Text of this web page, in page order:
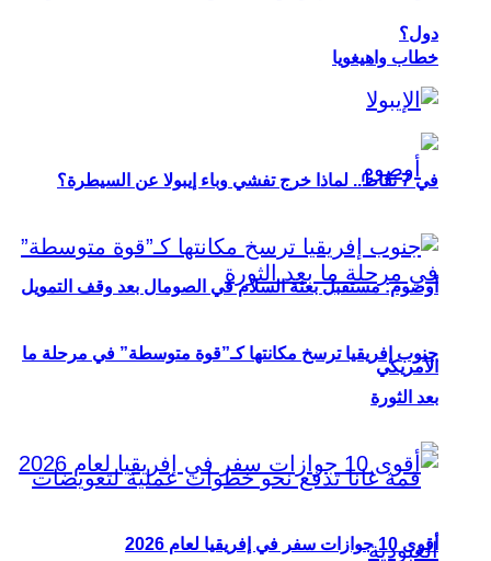
خطاب واهيغويا
أوصوم: مستقبل بعثة السلام في الصومال بعد وقف التمويل
الأمريكي
دول؟
في 7 نقاط.. لماذا خرج تفشي وباء إيبولا عن السيطرة؟
جنوب إفريقيا ترسخ مكانتها كـ”قوة متوسطة” في مرحلة ما
بعد الثورة
أقوى 10 جوازات سفر في إفريقيا لعام 2026